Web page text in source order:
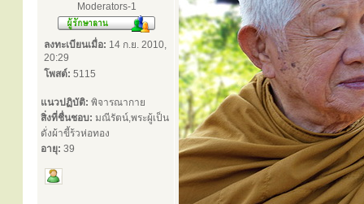
Moderators-1
ลงทะเบียนเมื่อ: 14 ก.ย. 2010,
20:29
โพสต์: 5115
แนวปฏิบัติ: พิจารณากาย
สิ่งที่ชื่นชอบ: มณีรัตน์,พระผู้เป็น
ดั่งผ้าขี้ร้วห่อทอง
อายุ: 39